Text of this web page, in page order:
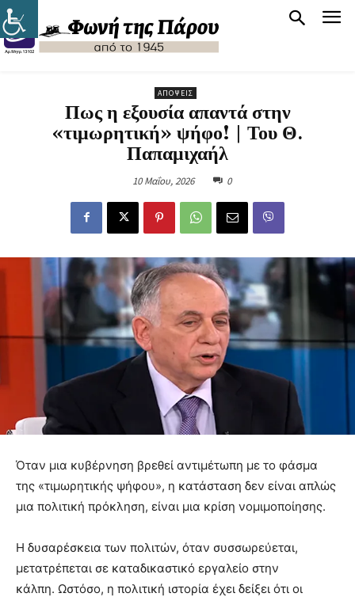
ΑΠΌΨΕΙΣ
Πως η εξουσία απαντά στην
«τιμωρητική» ψήφο! | Του Θ.
Παπαμιχαήλ
10 Μαΐου, 2026 0
Όταν μια κυβέρνηση βρεθεί αντιμέτωπη με το φάσμα
της «τιμωρητικής ψήφου», η κατάσταση δεν είναι απλώς
μια πολιτική πρόκληση, είναι μια κρίση νομιμοποίησης.
Η δυσαρέσκεια των πολιτών, όταν συσσωρεύεται,
μετατρέπεται σε καταδικαστικό εργαλείο στην
κάλπη. Ωστόσο, η πολιτική ιστορία έχει δείξει ότι οι